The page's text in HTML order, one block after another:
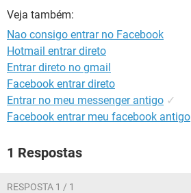
Veja também:
Nao consigo entrar no Facebook
Hotmail entrar direto
Entrar direto no gmail
Facebook entrar direto
Entrar no meu messenger antigo ✓
Facebook entrar meu facebook antigo
1 Respostas
RESPOSTA 1 / 1